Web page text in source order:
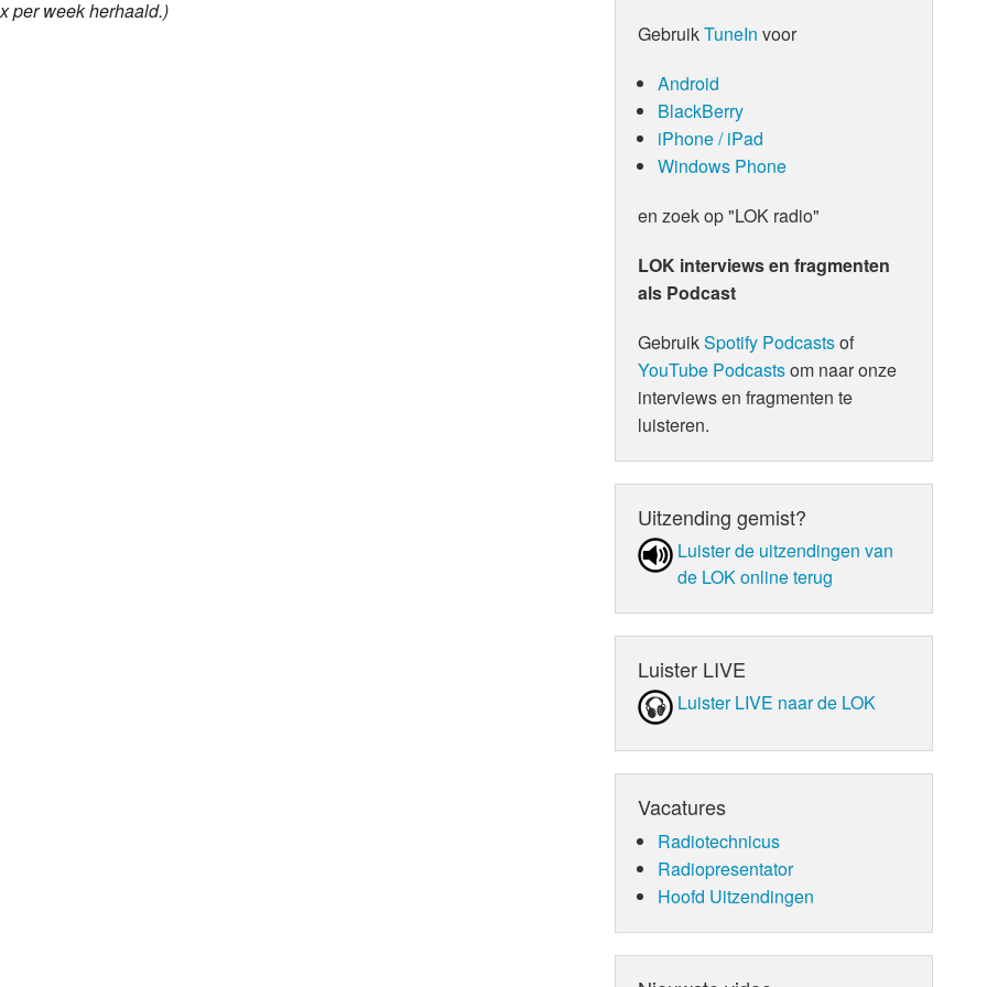
per week herhaald.)
GebruikTuneIn voor
Android
BlackBerry
iPhone / iPad
Windows Phone
en zoek op "LOK radio"
LOK interviews en fragmenten
als Podcast
GebruikSpotify Podcastsof
YouTube Podcastsom naar onze
interviews en fragmenten te
luisteren.
Uitzending gemist?
Luister de uit­zen­din­gen van
de LOK online terug
Luister LIVE
Luister LIVE naar de LOK
Vacatures
Radiotechnicus
Radiopresentator
Hoofd Uitzendingen